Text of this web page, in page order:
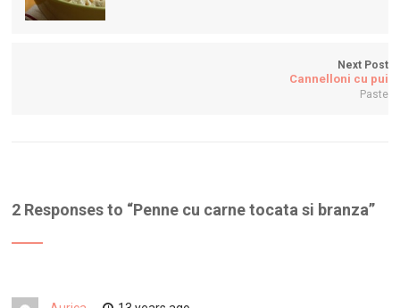
Next Post
Cannelloni cu pui
Paste
2 Responses to “Penne cu carne tocata si branza”